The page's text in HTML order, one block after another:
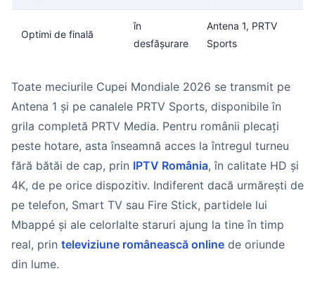
Optimi de finală
în
desfășurare
Antena 1, PRTV
Sports
Toate meciurile Cupei Mondiale 2026 se transmit pe
Antena 1 și pe canalele PRTV Sports, disponibile în
grila completă PRTV Media. Pentru românii plecați
peste hotare, asta înseamnă acces la întregul turneu
fără bătăi de cap, prin IPTV România, în calitate HD și
4K, de pe orice dispozitiv. Indiferent dacă urmărești de
pe telefon, Smart TV sau Fire Stick, partidele lui
Mbappé și ale celorlalte staruri ajung la tine în timp
real, prin televiziune românească online de oriunde
din lume.